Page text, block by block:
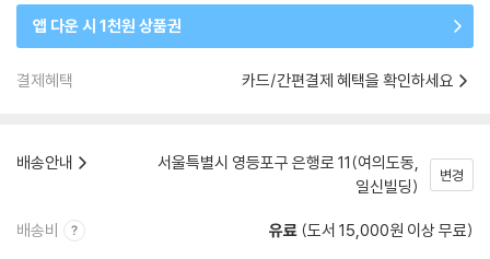
앱 다운 시 1천원 상품권
결제혜택 카드/간편결제 혜택을 확인하세요
배송안내
서울특별시 영등포구 은행로 11(여의도동,
일신빌딩)
변경
배송비 유료 (도서 15,000원 이상 무료)